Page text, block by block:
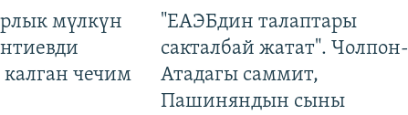
мүлкүн
чечим
"ЕАЭБдин талаптары
сакталбай жатат". Чолпон-
Атадагы саммит,
Пашиняндын сыны